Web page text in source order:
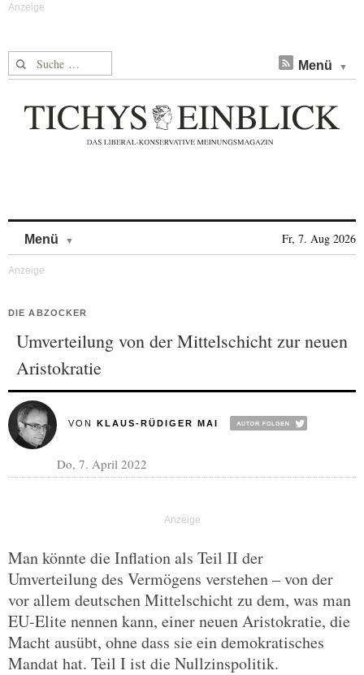
Suche nach: Menü
Menü Fr, 7. Aug 2026
DIE ABZOCKER
Umverteilung von der Mittelschicht zur neuen
Aristokratie
VON KLAUS-RÜDIGER MAI
Do, 7. April 2022
Man könnte die Inflation als Teil II der
Umverteilung des Vermögens verstehen – von der
vor allem deutschen Mittelschicht zu dem, was man
EU-Elite nennen kann, einer neuen Aristokratie, die
Macht ausübt, ohne dass sie ein demokratisches
Mandat hat. Teil I ist die Nullzinspolitik.